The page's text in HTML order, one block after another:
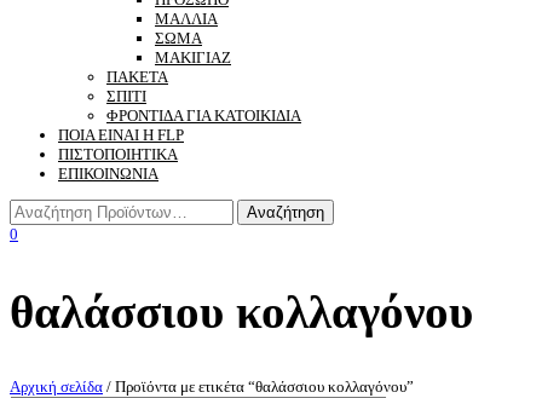
ΜΑΛΛΙΑ
ΣΩΜΑ
ΜΑΚΙΓΙΑΖ
ΠΑΚΕΤΑ
ΣΠΙΤΙ
ΦΡΟΝΤΙΔΑ ΓΙΑ ΚΑΤΟΙΚΙΔΙΑ
ΠΟΙΑ ΕΙΝΑΙ Η FLP
ΠΙΣΤΟΠΟΙΗΤΙΚΑ
ΕΠΙΚΟΙΝΩΝΙΑ
0
θαλάσσιου κολλαγόνου
Αρχική σελίδα / Προϊόντα με ετικέτα “θαλάσσιου κολλαγόνου”